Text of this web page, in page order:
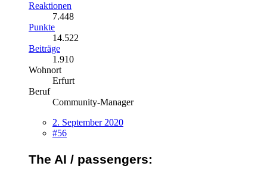
Reaktionen
7.448
Punkte
14.522
Beiträge
1.910
Wohnort
Erfurt
Beruf
Community-Manager
2. September 2020
#56
The AI / passengers: